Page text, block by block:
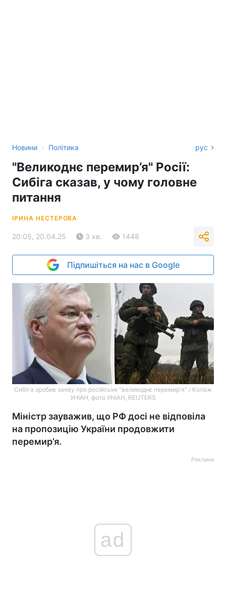
Новини › Політика рус
"Великоднє перемир’я" Росії:
Сибіга сказав, у чому головне
питання
ІРИНА НЕСТЕРОВА
20:05, 20.04.25 3 хв. 1448
Підпишіться на нас в Google
Сибіга зробив заяву про російське "великоднє перемир'я" / Колаж
УНІАН, фото УНІАН, REUTERS
Міністр зауважив, що РФ досі не відповіла
на пропозицію України продовжити
перемир’я.
Реклама
ad